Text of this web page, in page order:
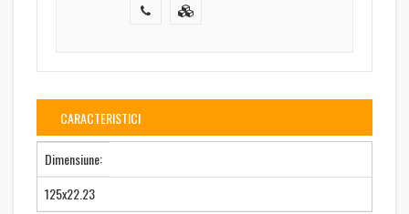
CARACTERISTICI
Dimensiune:
125x22.23